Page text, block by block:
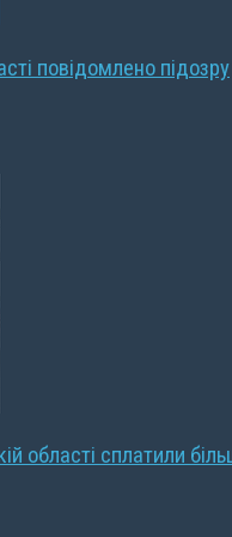
повідомлено підозру
області сплатили